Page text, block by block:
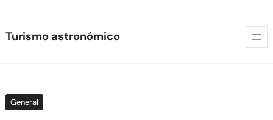
to
Turismo astronómico
General